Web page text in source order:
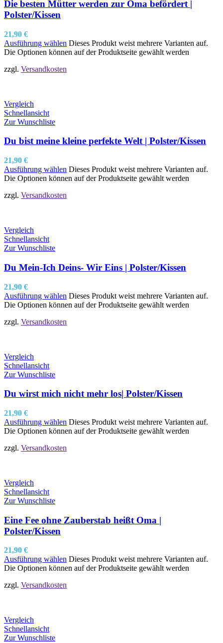
Die besten Mütter werden zur Oma befördert |
Polster/Kissen
21,90 €
Ausführung wählen Dieses Produkt weist mehrere Varianten auf.
Die Optionen können auf der Produktseite gewählt werden
zzgl. Versandkosten
Vergleich
Schnellansicht
Zur Wunschliste
Du bist meine kleine perfekte Welt | Polster/Kissen
21,90 €
Ausführung wählen Dieses Produkt weist mehrere Varianten auf.
Die Optionen können auf der Produktseite gewählt werden
zzgl. Versandkosten
Vergleich
Schnellansicht
Zur Wunschliste
Du Mein-Ich Deins- Wir Eins | Polster/Kissen
21,90 €
Ausführung wählen Dieses Produkt weist mehrere Varianten auf.
Die Optionen können auf der Produktseite gewählt werden
zzgl. Versandkosten
Vergleich
Schnellansicht
Zur Wunschliste
Du wirst mich nicht mehr los| Polster/Kissen
21,90 €
Ausführung wählen Dieses Produkt weist mehrere Varianten auf.
Die Optionen können auf der Produktseite gewählt werden
zzgl. Versandkosten
Vergleich
Schnellansicht
Zur Wunschliste
Eine Fee ohne Zauberstab heißt Oma |
Polster/Kissen
21,90 €
Ausführung wählen Dieses Produkt weist mehrere Varianten auf.
Die Optionen können auf der Produktseite gewählt werden
zzgl. Versandkosten
Vergleich
Schnellansicht
Zur Wunschliste